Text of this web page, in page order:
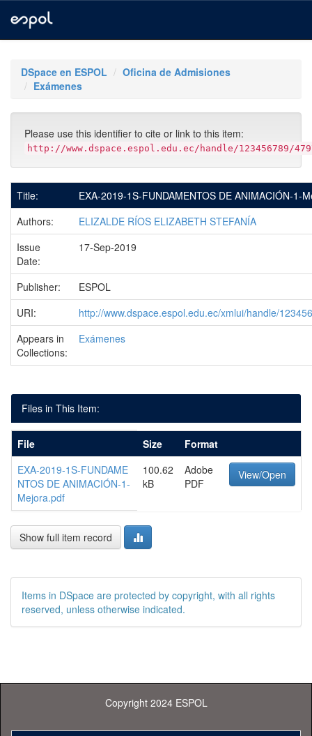
navigationDSpace en ESPOL
Oficina de Admisiones
Exámenes
Please use this identifier to cite or link to this item:
http://www.dspace.espol.edu.ec/handle/123456789/
Title:
EXA-2019-1S-FUNDAMENTOS DE ANIMACIÓN-1-
Authors:
ELIZALDE RÍOS ELIZABETH STEFANÍA
Issue
Date:
17-Sep-2019
Publisher:
ESPOL
URI:
http://www.dspace.espol.edu.ec/xmlui/handle/
Appears in
Collections:
Exámenes
Files in This Item:
File Size
Format
EXA-2019-1S-FUNDAME
NTOS DE ANIMACIÓN-1-
Mejora.pdf
100.62
kB
Adobe
PDF
View/Open
Show full item record
Items in DSpace are protected by copyright, with all rights
reserved, unless otherwise indicated.
Copyright 2024 ESPOL